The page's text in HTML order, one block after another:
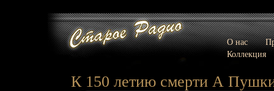
О нас
Коллекция
К 150 летию смерти А